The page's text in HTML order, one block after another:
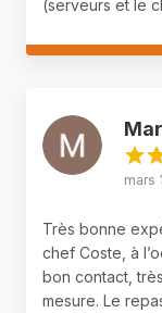
(serveurs et le
mars
Très bonne
chef Coste, à
bon contact,
mesure. Le